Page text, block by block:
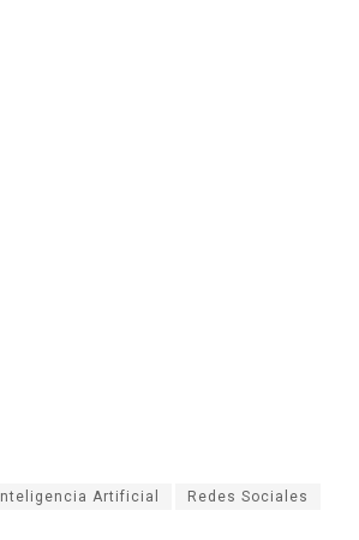
Inteligencia Artificial Redes Sociales